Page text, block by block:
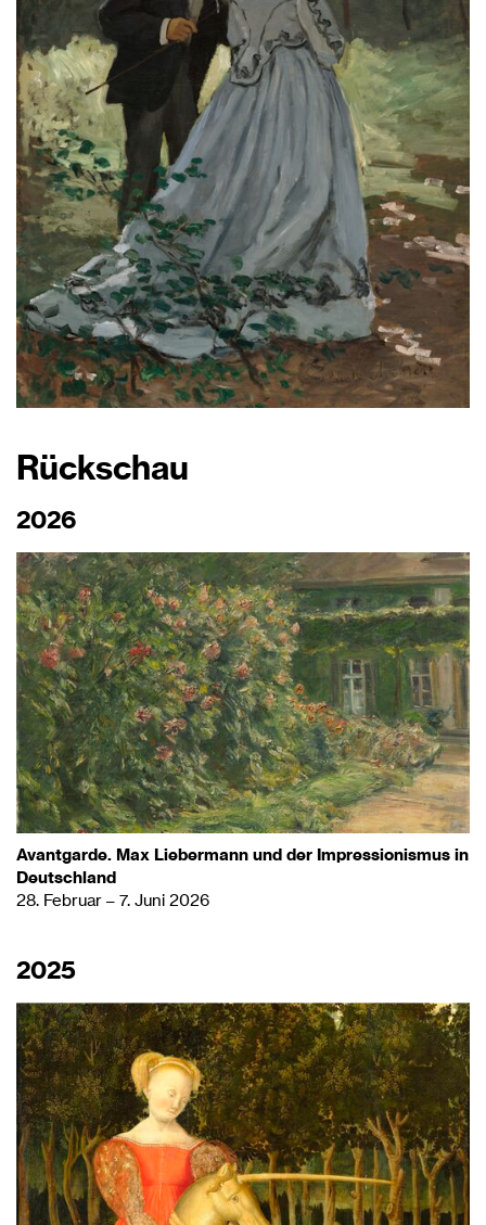
Rückschau
2026
Avantgarde. Max Liebermann und der Impressionismus in
Deutschland
28. Februar – 7. Juni 2026
2025